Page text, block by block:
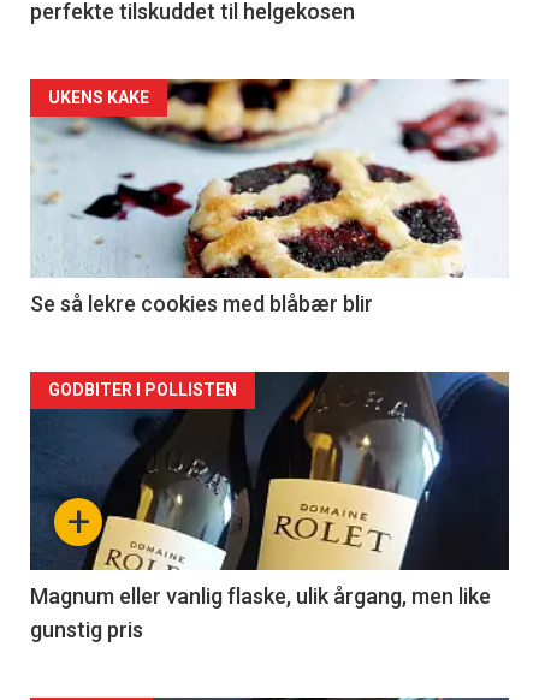
perfekte tilskuddet til helgekosen
Forsiden
akkurat
nå
2
UKENS KAKE
Se så lekre cookies med blåbær blir
Forsiden
akkurat
nå
3
+
GODBITER I POLLISTEN
Magnum eller vanlig flaske, ulik årgang, men like
gunstig pris